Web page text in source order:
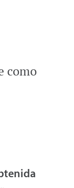
como